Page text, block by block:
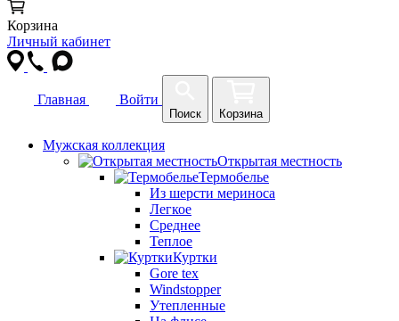
Корзина
Личный кабинет
Главная Войти
Поиск Корзина
Мужская коллекция
Открытая местность
Термобелье
Из шерсти мериноса
Легкое
Среднее
Теплое
Куртки
Gore tex
Windstopper
Утепленные